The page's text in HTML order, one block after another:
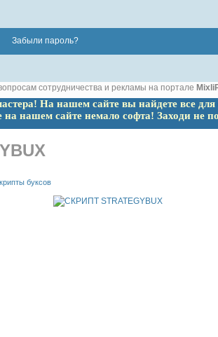
Забыли пароль?
сотрудничества и рекламы на портале
На нашем сайте вы найдете все
на нашем сайте немало софта! Заходи не
буксов